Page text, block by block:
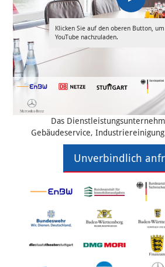
Klicken Sie auf den oberen Button,
YouTube nachzuladen.
Das
Gebäudeservice,
Unverbindlich